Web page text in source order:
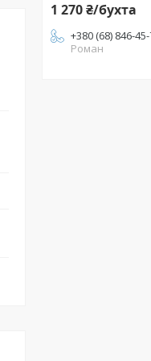
1 270 ₴/бухта
+380 (68) 846-
Роман